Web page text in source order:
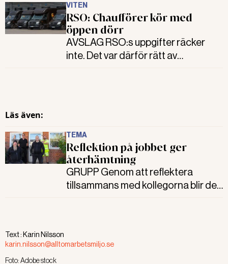
VITEN
RSO: Chaufförer kör med
öppen dörr
AVSLAG RSO:s uppgifter räcker
inte. Det var därför rätt av
Läs även:
TEMA
Reflektion på jobbet ger
återhämtning
GRUPP Genom att reflektera
tillsammans med kollegorna blir det
fått prova metoden kollegial
handledning.
Text : Karin Nilsson
karin.nilsson@alltomarbetsmiljo.se
Foto:Adobe stock